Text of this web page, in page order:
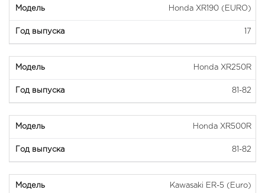
Honda XR190 (EURO)
17
Honda XR250R
81-82
Honda XR500R
81-82
Kawasaki ER-5 (Euro)